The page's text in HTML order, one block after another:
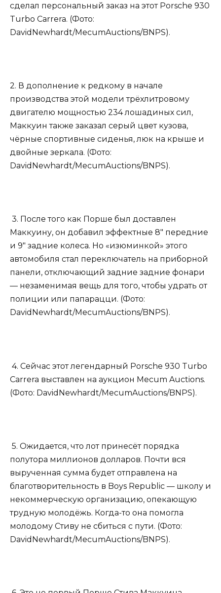
сделал персональный заказ на этот Porsche 930
Turbo Carrera. (Фото:
DavidNewhardt/MecumAuctions/BNPS).
2. В дополнение к редкому в ​​начале
производства этой модели трёхлитровому
двигателю мощностью 234 лошадиных сил,
Маккуин также заказал серый цвет кузова,
чёрные спортивные сиденья, люк на крыше и
двойные зеркала. (Фото:
DavidNewhardt/MecumAuctions/BNPS).
3. После того как Порше был доставлен
Маккуину, он добавил эффектные 8″ передние
и 9″ задние колеса. Но «изюминкой» этого
автомобиля стал переключатель на приборной
панели, отключающий задние задние фонари
— незаменимая вещь для того, чтобы удрать от
полиции или папарацци. (Фото:
DavidNewhardt/MecumAuctions/BNPS).
4. Сейчас этот легендарный Porsche 930 Turbo
Carrera выставлен на аукцион Mecum Auctions.
(Фото: DavidNewhardt/MecumAuctions/BNPS).
5. Ожидается, что лот принесёт порядка
полутора миллионов долларов. Почти вся
вырученная сумма будет отправлена на
благотворительность в Boys Republic — школу и
некоммерческую организацию, опекающую
трудную молодёжь. Когда-то она помогла
молодому Стиву не сбиться с пути. (Фото:
DavidNewhardt/MecumAuctions/BNPS).